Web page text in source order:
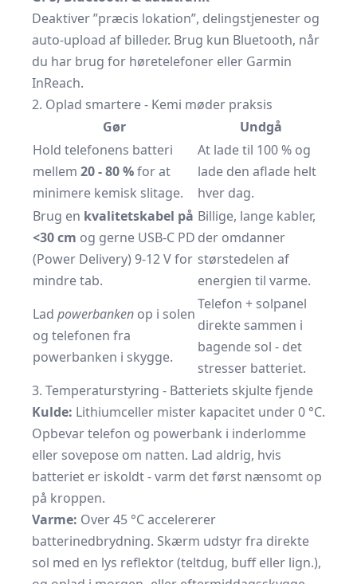
Deaktiver ”præcis lokation”, delingstjenester og
auto-upload af billeder. Brug kun Bluetooth, når
du har brug for høretelefoner eller Garmin
InReach.
2. Oplad smartere - Kemi møder praksis
Gør
Undgå
Hold telefonens batteri
mellem 20 - 80 %for at
minimere kemisk slitage.
At lade til 100 % og
lade den aflade helt
hver dag.
Brug en kvalitetskabel på
<30 cm og gerne USB-C PD
(Power Delivery) 9-12 V for
mindre tab.
Billige, lange kabler,
der omdanner
størstedelen af
energien til varme.
Lad powerbanken op i solen
og telefonen fra
powerbanken i skygge.
Telefon + solpanel
direkte sammen i
bagende sol - det
stresser batteriet.
3. Temperaturstyring - Batteriets skjulte fjende
Kulde: Lithiumceller mister kapacitet under 0 °C.
Opbevar telefon og powerbank i inderlomme
eller sovepose om natten. Lad aldrig, hvis
batteriet er iskoldt - varm det først nænsomt op
på kroppen.
Varme: Over 45 °C accelererer
batterinedbrydning. Skærm udstyr fra direkte
sol med en lys reflektor (teltdug, buff eller lign.),